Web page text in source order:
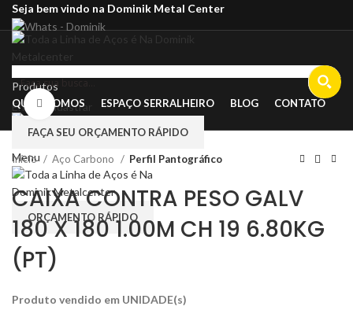
Seja bem vindo na Dominik Metal Center
Entrar/cadastrar
FAÇA SEU ORÇAMENTO RÁPIDO
Menu
ORÇAMENTO RÁPIDO
Produtos
QUEM SOMOS ESPAÇO SERRALHEIRO BLOG CONTATO
Clique para ampliar
Início Aço Carbono Perfil Pantográfico
CAIXA CONTRA PESO GALV
180 X 180 1.00M CH 19 6.80KG
(PT)
Produto vendido em UNIDADE(s)